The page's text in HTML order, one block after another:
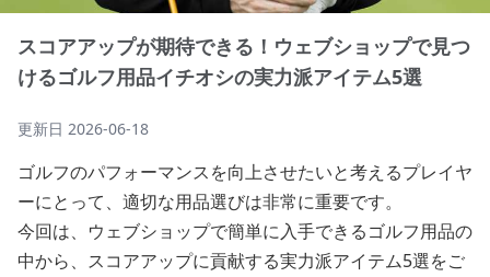
スコアアップが期待できる！ウェブショップで見つ
けるゴルフ用品イチオシの実力派アイテム5選
更新日 2026-06-18
ゴルフのパフォーマンスを向上させたいと考えるプレイヤ
ーにとって、適切な用品選びは非常に重要です。
今回は、ウェブショップで簡単に入手できるゴルフ用品の
中から、スコアアップに貢献する実力派アイテム5選をご